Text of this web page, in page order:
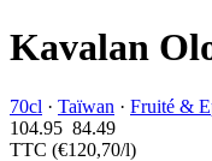
Kavalan
70cl · Taïwan · Fruité &
104.95 84.49
TTC (€120,70/l)